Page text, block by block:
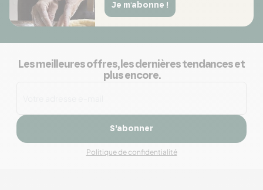
Je m'abonne !
Les meilleures offres, les dernières tendances et
plus encore.
S’abonner
Politique de confidentialité